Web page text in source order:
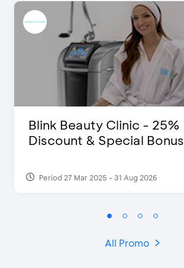
Blink Beauty Clinic - 25%
Discount & Special Bonus
Period 27 Mar 2025 - 31 Aug 2026
All Promo